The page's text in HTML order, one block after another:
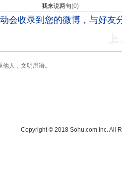
我来说两句(0)
人，文明用语。
Copyright © 2018 Sohu.com Inc. All